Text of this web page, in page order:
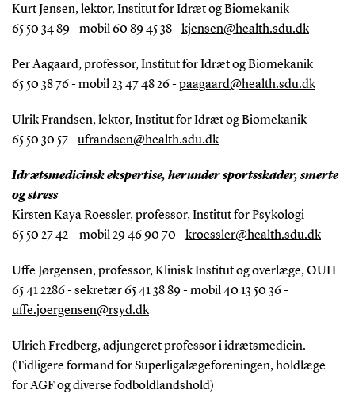
Kurt Jensen, lektor, Institut for Idræt og Biomekanik
65 50 34 89 - mobil 60 89 45 38 -kjensen@health.sdu.dk
Per Aagaard, professor, Institut for Idræt og Biomekanik
65 50 38 76 - mobil 23 47 48 26 -paagaard@health.sdu.dk
Ulrik Frandsen, lektor, Institut for Idræt og Biomekanik
65 50 30 57 -ufrandsen@health.sdu.dk
Idrætsmedicinsk ekspertise, herunder sportsskader, smerte
og stress
Kirsten Kaya Roessler, professor, Institut for Psykologi
65 50 27 42 – mobil 29 46 90 70 -kroessler@health.sdu.dk
Uffe Jørgensen, professor, Klinisk Institut og overlæge, OUH
65 41 2286 - sekretær 65 41 38 89 - mobil 40 13 50 36 -
uffe.joergensen@rsyd.dk
Ulrich Fredberg, adjungeret professor i idrætsmedicin.
(Tidligere formand for Superligalægeforeningen, holdlæge
for AGF og diverse fodboldlandshold)